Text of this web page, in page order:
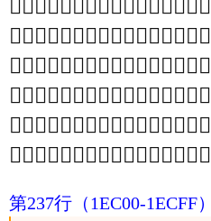
𞭨
𞭩
𞭪
𞭫
𞭬
𞭭
𞭮
𞭯
𞭰
𞭱
𞭲
𞭳
𞭴
𞭵
𞭶
𞭷
𞮆
𞮇
𞮈
𞮉
𞮊
𞮋
𞮌
𞮍
𞮎
𞮏
𞮐
𞮑
𞮒
𞮓
𞮔
𞮕
𞮤
𞮥
𞮦
𞮧
𞮨
𞮩
𞮪
𞮫
𞮬
𞮭
𞮮
𞮯
𞮰
𞮱
𞮲
𞮳
𞯂
𞯃
𞯄
𞯅
𞯆
𞯇
𞯈
𞯉
𞯊
𞯋
𞯌
𞯍
𞯎
𞯏
𞯐
𞯑
𞯠
𞯡
𞯢
𞯣
𞯤
𞯥
𞯦
𞯧
𞯨
𞯩
𞯪
𞯫
𞯬
𞯭
𞯮
𞯯
𞯰
𞯱
𞯲
𞯳
𞯴
𞯵
𞯶
𞯷
𞯸
𞯹
𞯺
𞯻
𞯼
𞯽
𞯾
𞯿
第237行 （1EC00-1ECFF）